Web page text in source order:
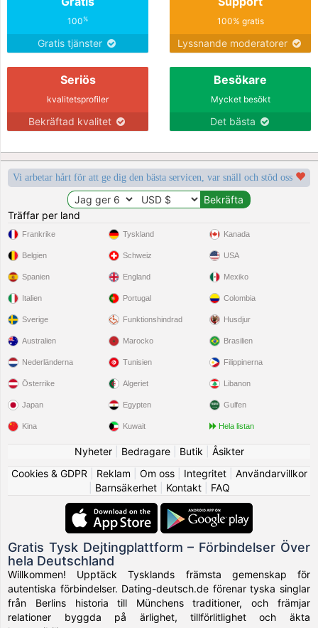
100%
Gratis tjänster
100% gratis
Lyssnande moderatorer
Seriös
kvalitetsprofiler
Bekräftad kvalitet
Besökare
Mycket besökt
Det bästa
Vi arbetar hårt för att ge dig den bästa servicen, var snäll och stöd oss
Träffar per land
Frankrike
Belgien
Spanien
Italien
Sverige
Tyskland
Schweiz
England
Portugal
Funktionshindrad
Kanada
USA
Mexiko
Colombia
Husdjur
Australien
Nederländerna
Österrike
Japan
Kina
Marocko
Tunisien
Algeriet
Egypten
Kuwait
Brasilien
Filippinerna
Libanon
Gulfen
Hela listan
Nyheter| Bedragare| Butik
Åsikter
Cookies & GDPR
Reklam Om oss| Integritet| Användarvillkor
Barnsäkerhet| Kontakt| FAQ
Gratis Tysk Dejtingplattform – Förbindelser Över
hela Deutschland
Willkommen! Upptäck Tysklands främsta gemenskap för
autentiska förbindelser. Dating-deutsch.de förenar tyska singlar
från Berlins historia till Münchens traditioner, och främjar
relationer byggda på ärlighet, tillförlitlighet och äkta